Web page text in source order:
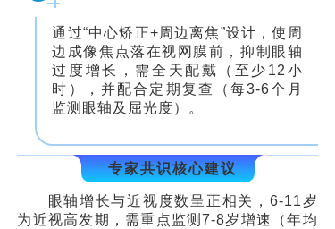
通过“中心矫正+周边离焦”设计，使周
边成像焦点落在视网膜前，抑制眼轴
过度增长，需全天配戴（至少12小
时），并配合定期复查（每3-6个月
监测眼轴及屈光度）。
专家共识核心建议
眼轴增长与近视度数呈正相关， 6-11岁
为近视高发期，需重点监测7-8岁增速（年均